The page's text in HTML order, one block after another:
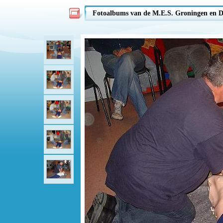
Fotoalbums van de M.E.S. Groningen en